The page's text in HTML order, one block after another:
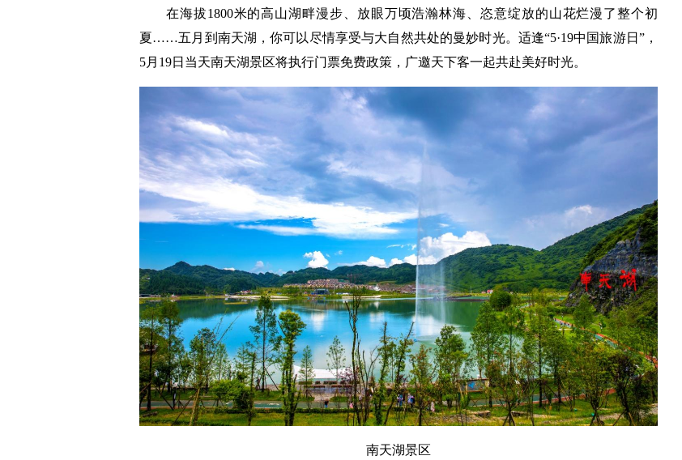
在海拔1800米的高山湖畔漫步、放眼万顷浩瀚林海、恣意绽放的山花烂漫了整个初
夏……五月到南天湖，你可以尽情享受与大自然共处的曼妙时光。适逢“5·19中国旅游日”，
5月19日当天南天湖景区将执行门票免费政策，广邀天下客一起共赴美好时光。
南天湖景区